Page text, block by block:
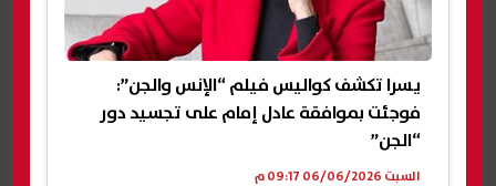
يسرا تكشف كواليس فيلم “الإنس والجن”:
فوجئت بموافقة عادل إمام على تجسيد دور
“الجن”
السبت 06/06/2026 09:17 م